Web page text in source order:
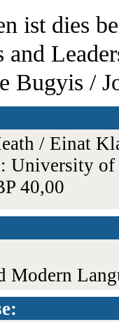
ist dies
and
Bugyis /
/ Einat
University
40,00
Modern